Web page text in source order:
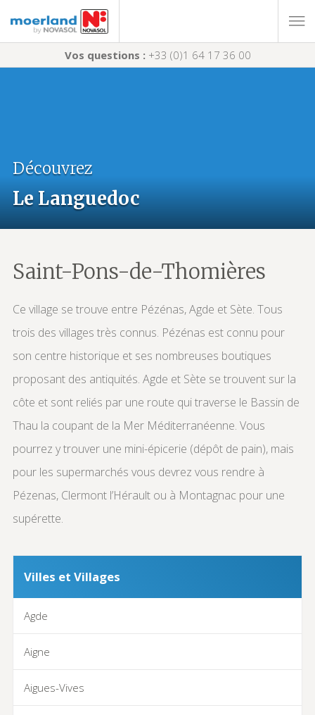
Vos questions : +33 (0)1 64 17 36 00
Découvrez
Le Languedoc
Saint-Pons-de-Thomières
Ce village se trouve entre Pézénas, Agde et Sète. Tous
trois des villages très connus. Pézénas est connu pour
son centre historique et ses nombreuses boutiques
proposant des antiquités. Agde et Sète se trouvent sur la
côte et sont reliés par une route qui traverse le Bassin de
Thau la coupant de la Mer Méditerranéenne. Vous
pourrez y trouver une mini-épicerie (dépôt de pain), mais
pour les supermarchés vous devrez vous rendre à
Pézenas, Clermont l’Hérault ou à Montagnac pour une
supérette.
Villes et Villages
Agde
Aigne
Aigues-Vives